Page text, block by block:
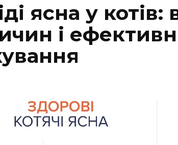
ясна у
і